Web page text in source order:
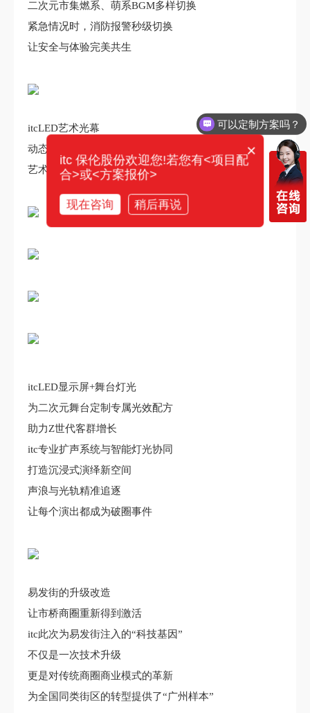
二次元市集燃系、萌系BGM多样切换
紧急情况时，消防报警秒级切换
让安全与体验完美共生
itcLED艺术光幕
动态光饰取代静态装饰
艺术光幕凸显岭南风情
itcLED显示屏+舞台灯光
为二次元舞台定制专属光效配方
助力Z世代客群增长
itc专业扩声系统与智能灯光协同
打造沉浸式演绎新空间
声浪与光轨精准追逐
让每个演出都成为破圈事件
易发街的升级改造
让市桥商圈重新得到激活
itc此次为易发街注入的“科技基因”
不仅是一次技术升级
更是对传统商圈商业模式的革新
为全国同类街区的转型提供了“广州样本”
可以定制方案吗？
×
itc 保伦股份欢迎您!若您有<项目配
合>或<方案报价>
现在咨询 稍后再说